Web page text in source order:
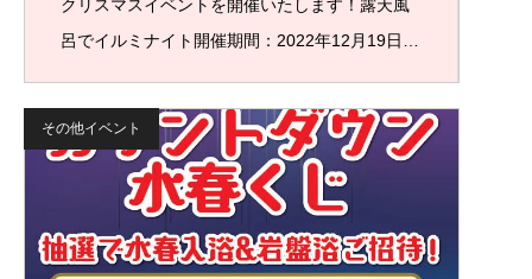
クリスマスイベントを開催いたします！露天風
呂でイルミナイト開催期間：2022年12月19日…
その他イベント